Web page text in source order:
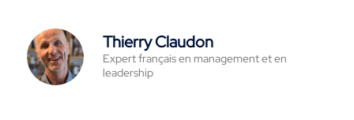
Thierry Claudon
Expert français en management et en
leadership